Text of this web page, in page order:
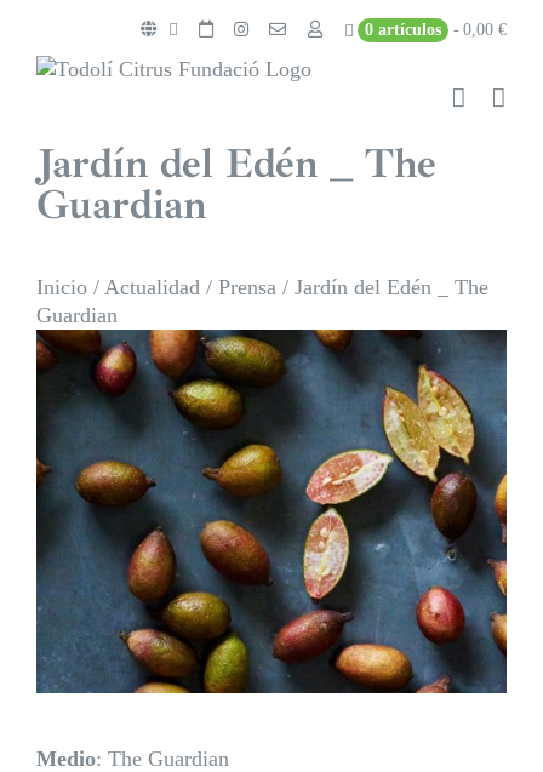
contenido
0 artículos 0,00 €
Jardín del Edén _ The
Guardian
Inicio / Actualidad / Prensa / Jardín del Edén _ The
Guardian
Medio: The Guardian